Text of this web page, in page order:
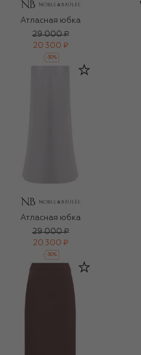
Атласная юбка
29 000 ₽
20 300 ₽
-30%
Атласная юбка
29 000 ₽
20 300 ₽
-30%